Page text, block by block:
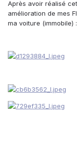
Après avoir réalisé
amélioration de mes
ma voiture (immobile) :